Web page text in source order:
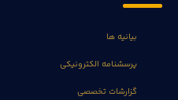
بیانیه ها
پرسشنامه الکترونیکی
گزارشات تخصصی